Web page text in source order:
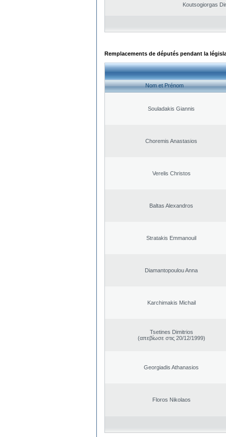
Koutsogiorgas
Remplacements de députés pendant la
Nom et Prénom
Souladakis Giannis
Choremis Anastasios
Verelis Christos
Baltas Alexandros
Stratakis Emmanouil
Diamantopoulou Anna
Karchimakis Michail
Tsetines Dimitrios
(απεβίωσε στις 20/12/1999)
Georgiadis Athanasios
Floros Nikolaos